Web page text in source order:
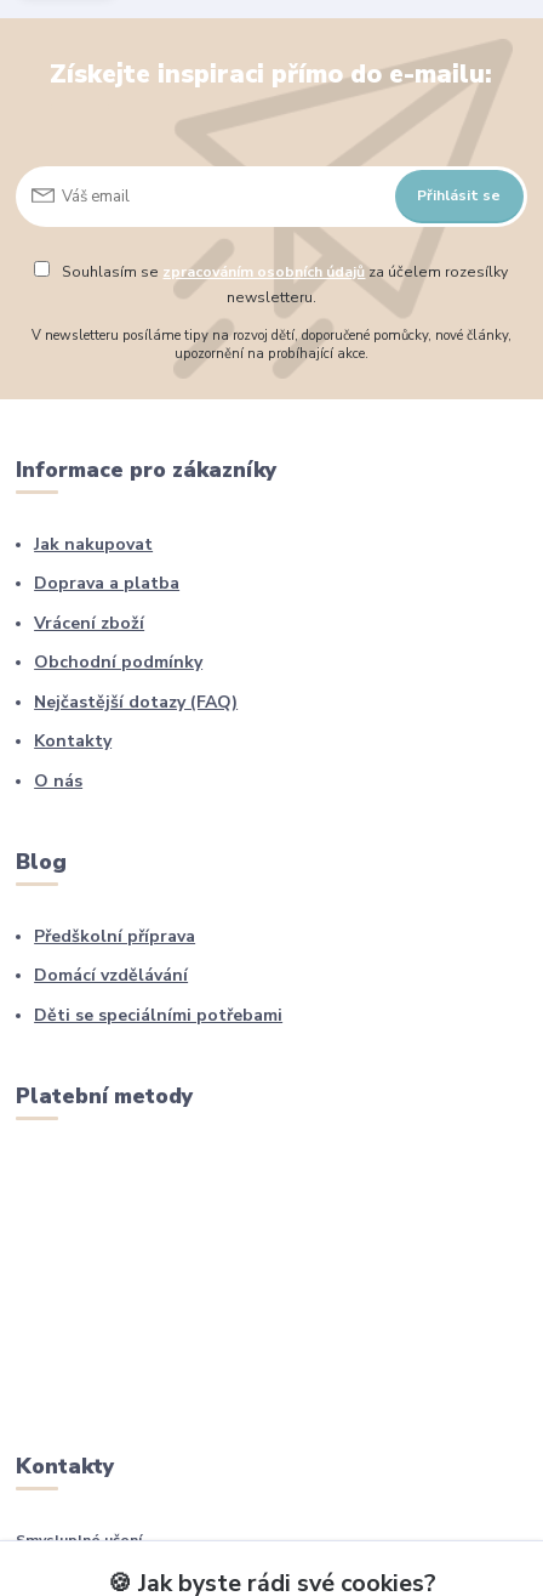
Získejte inspiraci přímo do e-mailu:
Přihlásit se
Souhlasím se zpracováním osobních údajůza účelem rozesílky
newsletteru.
V newsletteru posíláme tipy na rozvoj dětí, doporučené pomůcky, nové články,
upozornění na probíhající akce.
Informace pro zákazníky
Jak nakupovat
Doprava a platba
Vrácení zboží
Obchodní podmínky
Nejčastější dotazy (FAQ)
Kontakty
O nás
Blog
Předškolní příprava
Domácí vzdělávání
Děti se speciálními potřebami
Platební metody
Kontakty
Smysluplné učení
🍪 Jak byste rádi své cookies?